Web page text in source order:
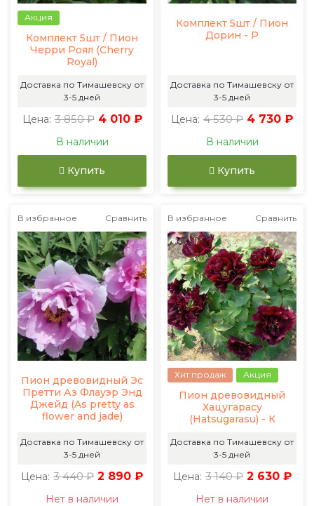
Акция
Комплект 5шт / Пион
Черри Роял (Cherry
Royal)
Доставка по Тимашевску от
3-5 дней
Цена: 3 850 ₽ 4 010 ₽
В наличии
Купить
Комплект 5шт / Пион
Дорин - Р
Доставка по Тимашевску от
3-5 дней
Цена: 4 530 ₽ 4 730 ₽
В наличии
Купить
В избранное Сравнить
Пион древовидный Эс
Претти Аз Флауэр Энд
Джейд (As pretty as
flower and jade)
Доставка по Тимашевску от
3-5 дней
Цена: 3 440 ₽ 2 890 ₽
Нет в наличии
В избранное Сравнить
Хит продаж Акция
Пион древовидный
Хацугарасу
(Hatsugarasu) - К
Доставка по Тимашевску от
3-5 дней
Цена: 3 140 ₽ 2 630 ₽
Нет в наличии